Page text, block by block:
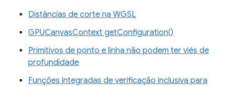
Distâncias de corte na WGSL
GPUCanvasContext getConfiguration()
Primitivos de ponto e linha não podem ter viés de
profundidade
Funções integradas de verificação inclusiva para